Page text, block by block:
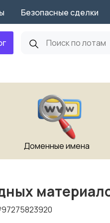
Безопасные сделки
Доменные имена